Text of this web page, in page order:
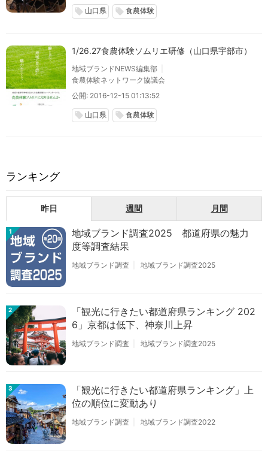
local_offer 山口県 local_offer 食農体験
1/26.27食農体験ソムリエ研修（山口県宇部市）
地域ブランドNEWS編集部
食農体験ネットワーク協議会
公開: 2016-12-15 01:13:52
local_offer 山口県 local_offer 食農体験
ランキング
昨日 週間 月間
1
地域ブランド調査2025 都道府県の魅力
度等調査結果
地域ブランド調査 地域ブランド調査2025
2
「観光に行きたい都道府県ランキング 202
6」京都は低下、神奈川上昇
地域ブランド調査 地域ブランド調査2025
3
「観光に行きたい都道府県ランキング」上
位の順位に変動あり
地域ブランド調査 地域ブランド調査2022